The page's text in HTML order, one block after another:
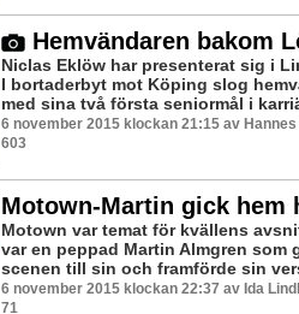
Hemvändaren bakom
Niclas Eklöw har presenterat sig i
I bortaderbyt mot Köping slog
med sina två första seniormål i
6 november 2015 klockan 21:15 av Hannes
603
Motown-Martin gick hem
Motown var temat för kvällens
var en peppad Martin Almgren som
scenen till sin och framförde sin
6 november 2015 klockan 22:37 av Ida
71